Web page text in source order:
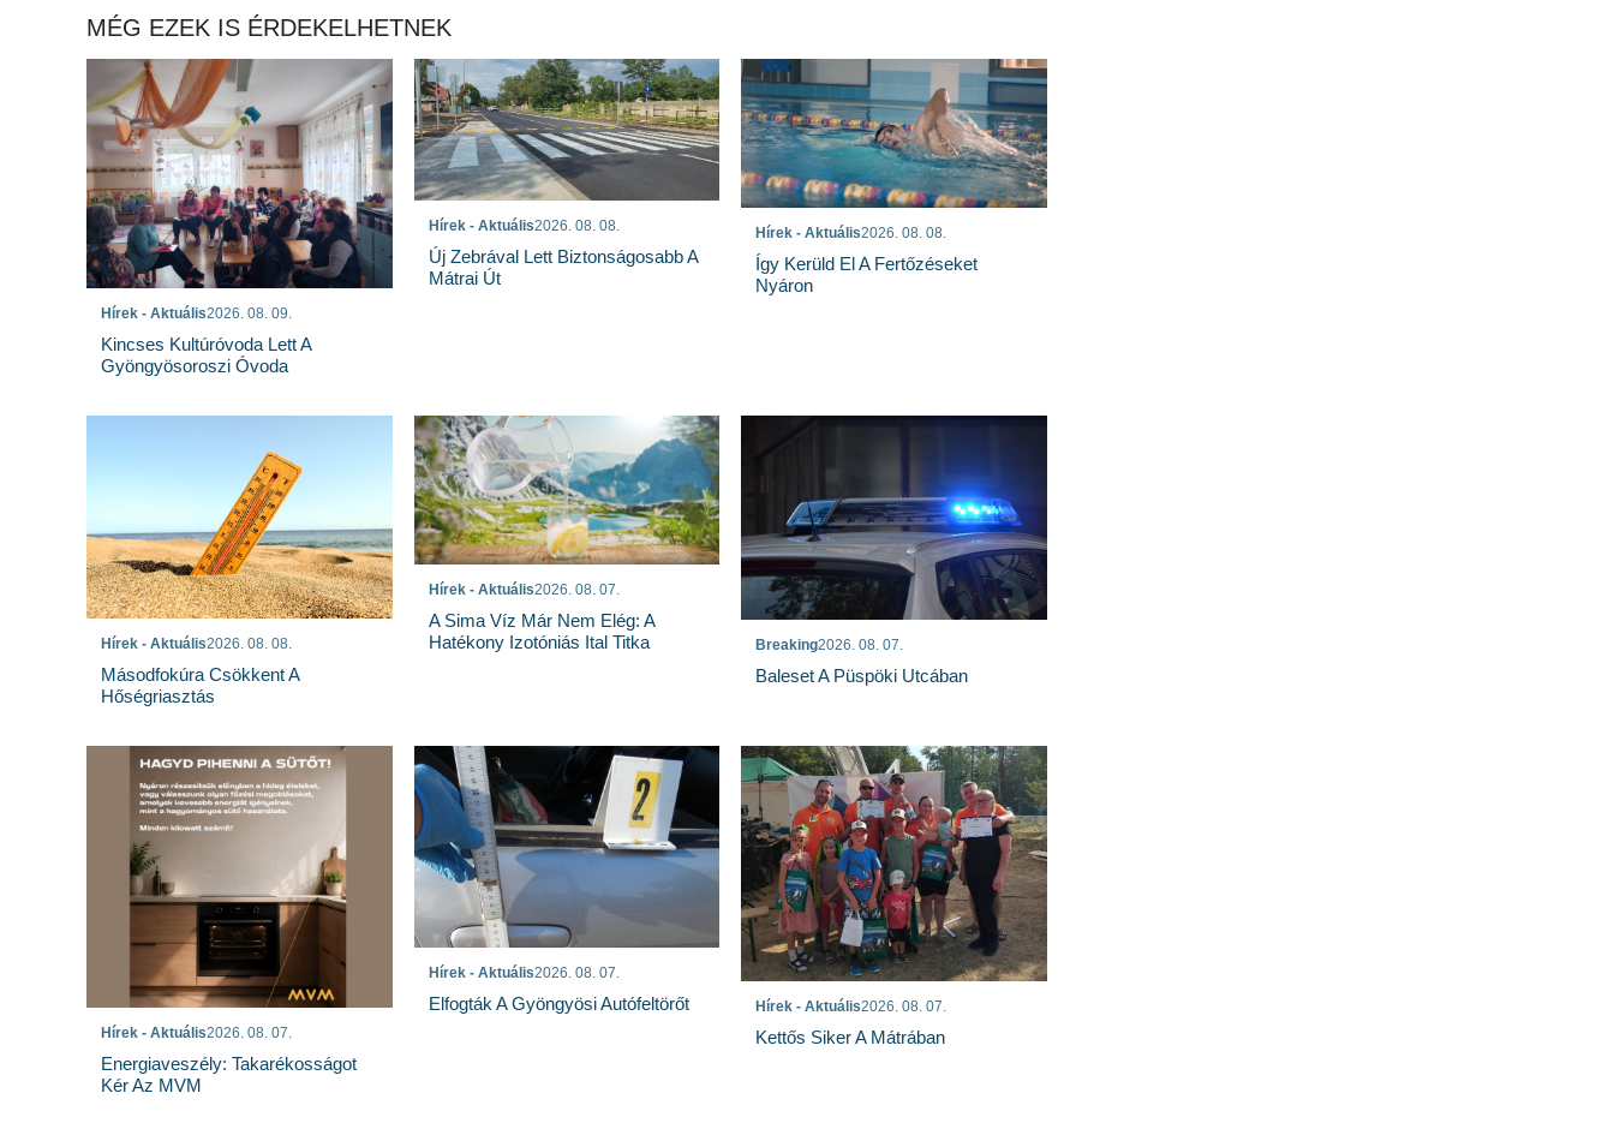
MÉG EZEK IS ÉRDEKELHETNEK
Hírek - Aktuális2026. 08. 09.
Kincses Kultúróvoda Lett A
Gyöngyösoroszi Óvoda
Hírek - Aktuális2026. 08. 08.
Új Zebrával Lett Biztonságosabb A
Mátrai Út
Hírek - Aktuális2026. 08. 08.
Így Kerüld El A Fertőzéseket
Nyáron
Hírek - Aktuális2026. 08. 08.
Másodfokúra Csökkent A
Hőségriasztás
Hírek - Aktuális2026. 08. 07.
A Sima Víz Már Nem Elég: A
Hatékony Izotóniás Ital Titka
Breaking2026. 08. 07.
Baleset A Püspöki Utcában
Hírek - Aktuális2026. 08. 07.
Energiaveszély: Takarékosságot
Kér Az MVM
Hírek - Aktuális2026. 08. 07.
Elfogták A Gyöngyösi Autófeltörőt Hírek - Aktuális2026. 08. 07.
Kettős Siker A Mátrában